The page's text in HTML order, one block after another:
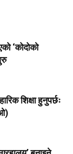
‘कोदोको
शिक्षा हुनुपर्छः